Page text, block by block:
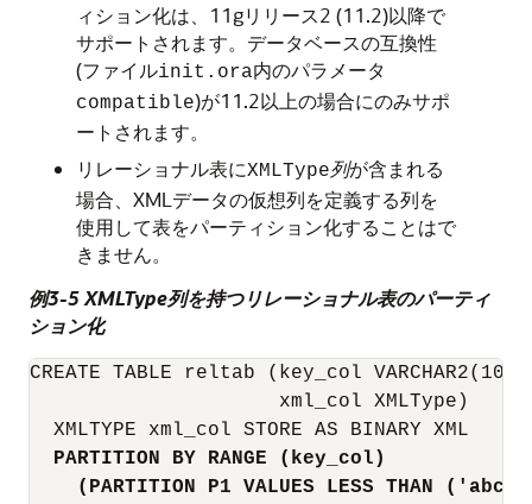
ィション化は、11gリリース2 (11.2)以降で
サポートされます。データベースの互換性
(ファイルinit.ora内のパラメータ
compatible)が11.2以上の場合にのみサポ
ートされます。
リレーショナル表にXMLType列が含まれる
場合、XMLデータの仮想列を定義する列を
使用して表をパーティション化することはで
きません。
例3-5 XMLType列を持つリレーショナル表のパーティ
ション化
CREATE TABLE reltab (key_col VARCHAR2(10)
                     xml_col XMLType)
  XMLTYPE xml_col STORE AS BINARY XML
PARTITION BY RANGE (key_col)
(PARTITION P1 VALUES LESS THAN